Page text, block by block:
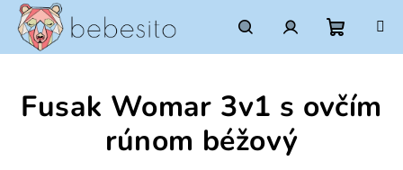
Prejsť
obsah
HľadaťPrihlásenie
košík
Fusak Womar 3v1 s ovčím
rúnom béžový